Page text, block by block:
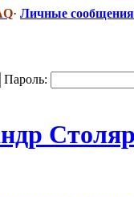
· Личные сообщения
Пароль: